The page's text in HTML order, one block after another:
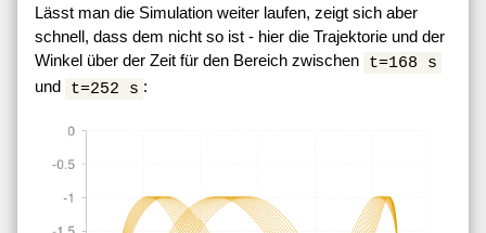
Lässt man die Simulation weiter laufen, zeigt sich aber
schnell, dass dem nicht so ist - hier die Trajektorie und der
Winkel über der Zeit für den Bereich zwischen t=168 s
und t=252 s :